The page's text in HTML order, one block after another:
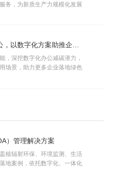
务，为新质生产力规模化发展
活动丨九思软件：深耕绿色协同办公，以数字化方案助推企业双碳转型
，深挖数字化办公减碳潜力，
场景，助力更多企业落地绿色
）管理解决方案
核辐射环保、环境监测、生活
地案例，依托数字化、一体化